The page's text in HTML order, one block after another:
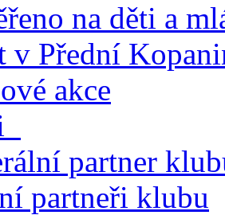
na děti a
v Přední
akce
partner
partneři klubu